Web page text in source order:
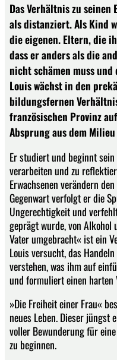
Das Verhältnis zu
als distanziert. Als Kind
die eigenen. Eltern, die
dass er anders als die
nicht schämen muss
Louis wächst in den
bildungsfernen
französischen Provinz
Absprung aus dem
Er studiert und beginnt
verarbeiten und zu
Erwachsenen verändern
Gegenwart verfolgt er die
Ungerechtigkeit und
geprägt wurde, von Alkohol
Vater umgebracht« ist ein
Louis versucht, das
verstehen, was ihm auf
und formuliert einen harten
»Die Freiheit einer Frau«
neues Leben. Dieser jüngst
voller Bewunderung für
zu beginnen.